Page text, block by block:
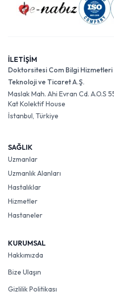
İLETİŞİM
Doktorsitesi Com Bilgi Hizmetleri
Teknoloji ve Ticaret A.Ş.
Maslak Mah. Ahi Evran Cd. A.O.S
Kat Kolektif House
İstanbul, Türkiye
SAĞLIK
Uzmanlar
Uzmanlık Alanları
Hastalıklar
Hizmetler
Hastaneler
KURUMSAL
Hakkımızda
Bize Ulaşın
Gizlilik Politikası